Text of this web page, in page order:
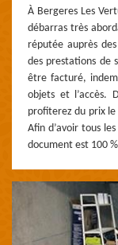
À Bergeres Les
débarras très
réputée auprès
des prestations de
être facturé,
objets et l’accès.
profiterez du prix le
Afin d’avoir tous
document est 100